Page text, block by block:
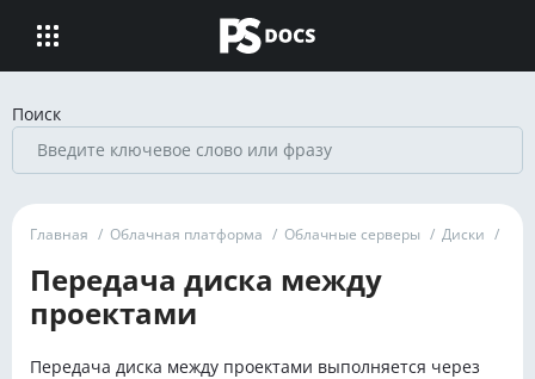
Поиск
Главная / Облачная платформа / Облачные серверы / Диски /
Передача диска между
проектами
Передача диска между проектами выполняется через